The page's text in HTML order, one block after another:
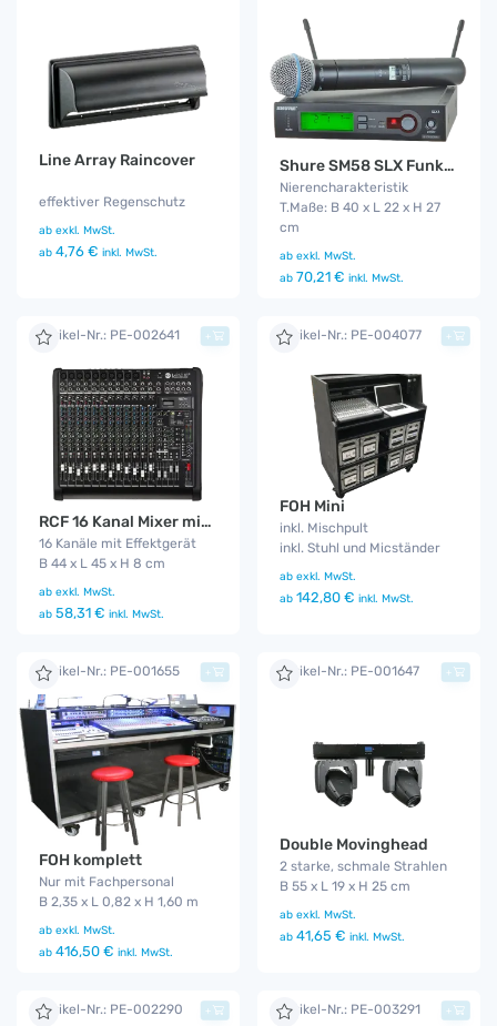
Line Array Raincover
effektiver Regenschutz
ab exkl. MwSt.
ab 4,76 € inkl. MwSt.
Shure SM58 SLX Funkmikro
Nierencharakteristik
T.Maße: B 40 x L 22 x H 27
cm
ab exkl. MwSt.
ab 70,21 € inkl. MwSt.
Artikel-Nr.: PE-002641
RCF 16 Kanal Mixer mit MP3 Player
16 Kanäle mit Effektgerät
B 44 x L 45 x H 8 cm
ab exkl. MwSt.
ab 58,31 € inkl. MwSt.
+ Artikel-Nr.: PE-004077
FOH Mini
inkl. Mischpult
inkl. Stuhl und Micständer
ab exkl. MwSt.
ab 142,80 € inkl. MwSt.
+
Artikel-Nr.: PE-001655
FOH komplett
Nur mit Fachpersonal
B 2,35 x L 0,82 x H 1,60 m
ab exkl. MwSt.
ab 416,50 € inkl. MwSt.
+ Artikel-Nr.: PE-001647
Double Movinghead
2 starke, schmale Strahlen
B 55 x L 19 x H 25 cm
ab exkl. MwSt.
ab 41,65 € inkl. MwSt.
+
Artikel-Nr.: PE-002290 + Artikel-Nr.: PE-003291 +